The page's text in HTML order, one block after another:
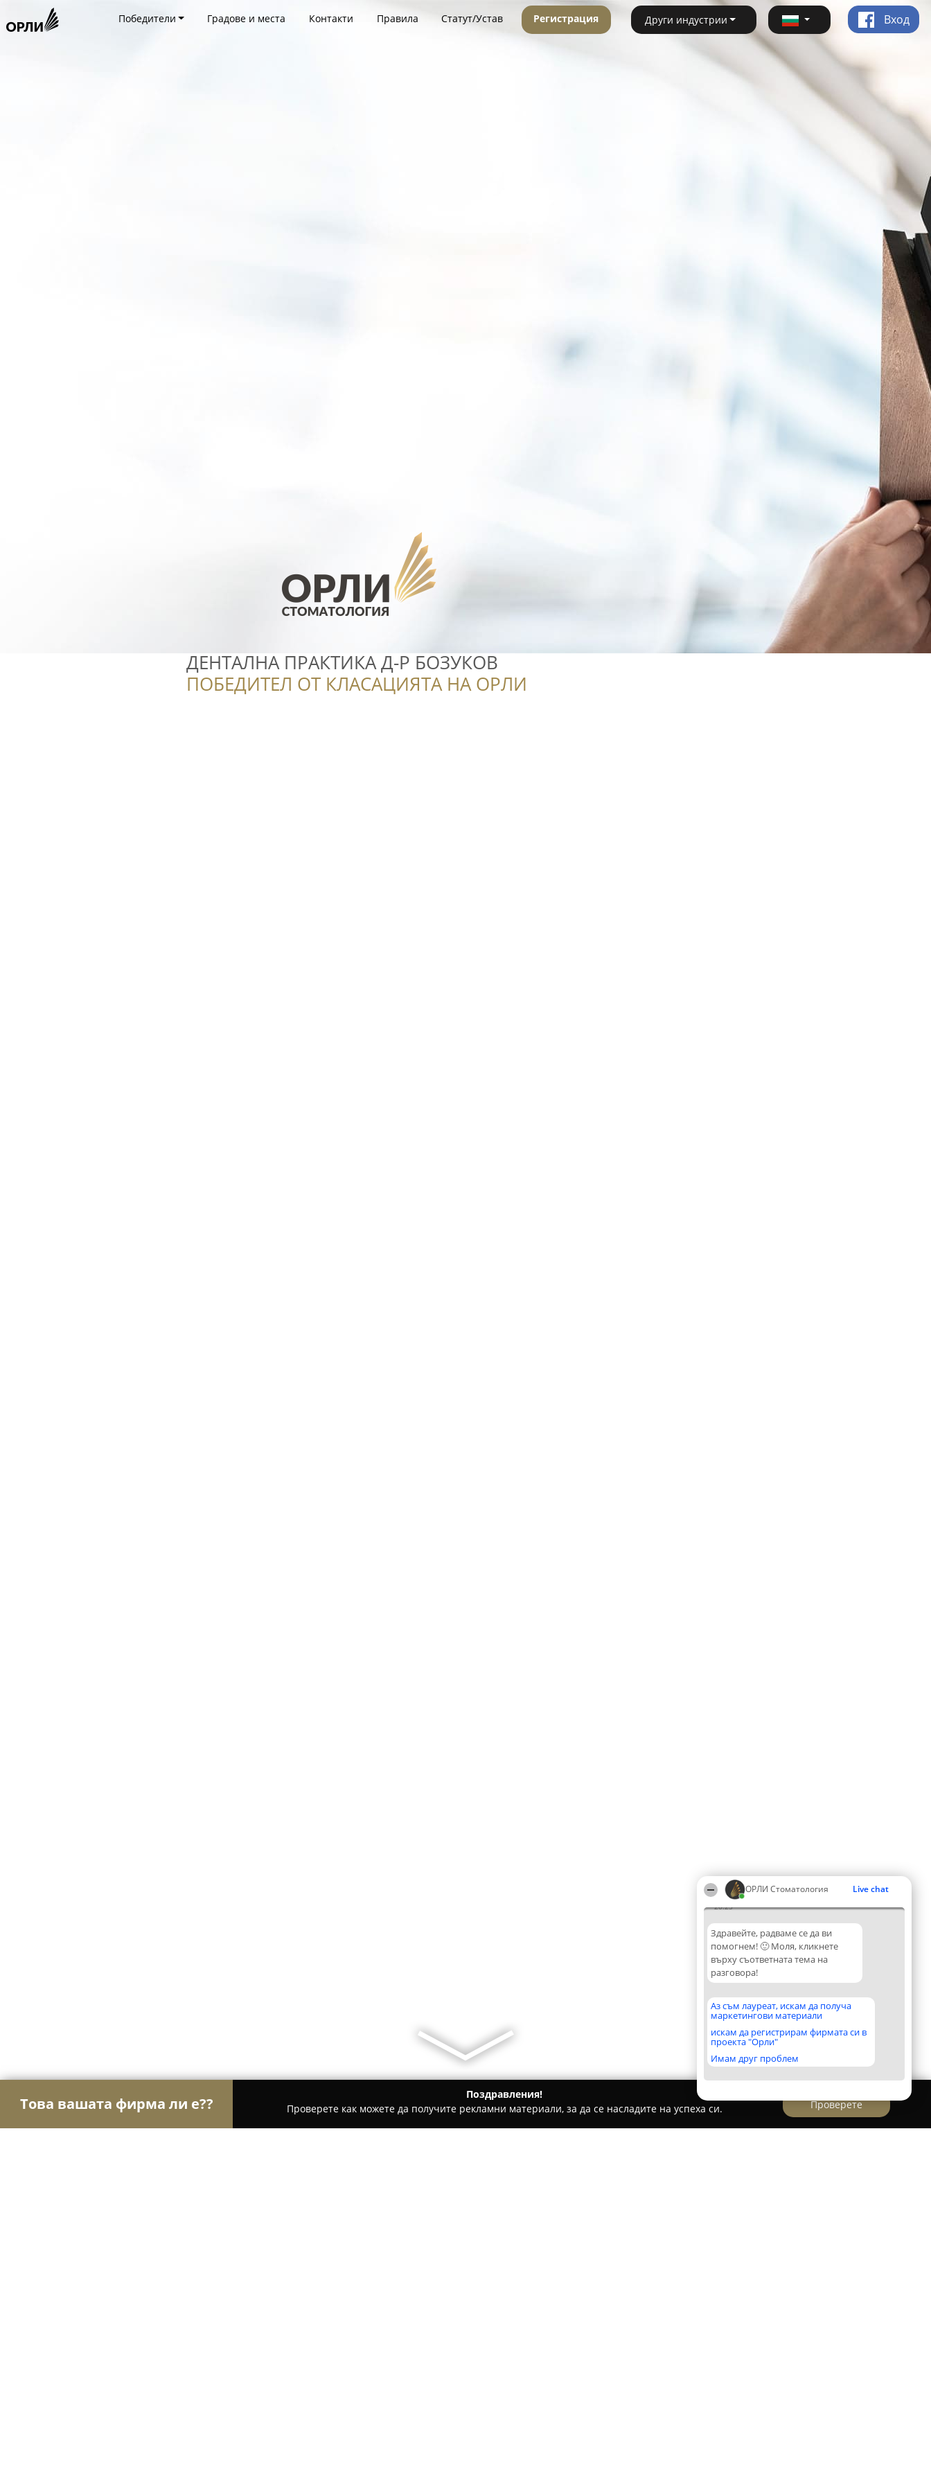
ОРЛИ Стоматология Live chat
20:25
Здравейте, радваме се да ви
помогнем! 🙂 Моля, кликнете
върху съответната тема на
разговора!
Аз съм лауреат, искам да получа
маркетингови материали
искам да регистрирам фирмата си в
проекта "Орли"
Имам друг проблем
Победители Градове и места Контакти Правила Статут/Устав Регистрация Други индустрии Вход
ДЕНТАЛНА ПРАКТИКА Д-Р БОЗУКОВ
ПОБЕДИТЕЛ ОТ КЛАСАЦИЯТА НА ОРЛИ
Това вашата фирма ли е??
Поздравления!
Проверете как можете да получите рекламни материали, за да се насладите на успеха си.
Проверете